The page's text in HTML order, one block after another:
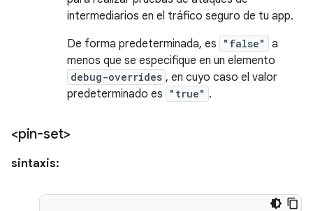
intermediarios en el tráfico seguro de tu app.
De forma predeterminada, es
"false"
a
menos que se especifique en un elemento
debug-overrides , en cuyo caso el valor
predeterminado es
"true" .
<pin-set>
sintaxis: